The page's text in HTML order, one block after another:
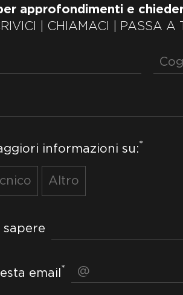
approfondimenti e
| CHIAMACI | PASSA A
informazioni su:*
Altro
sapere
email *